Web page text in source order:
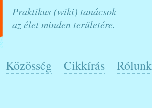
Praktikus (wiki) tanácsok
az élet minden területére.
Közösség Cikkírás Rólunk